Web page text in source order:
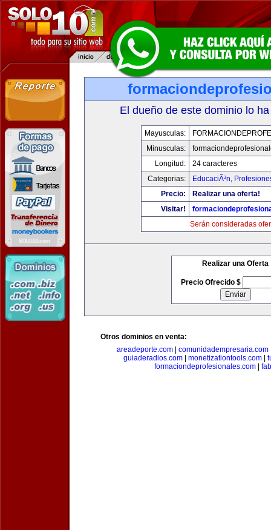
El dueño de este dominio lo
Mayusculas:
Minusculas:
Longitud:
24 caracteres
Categorias:
EducaciÃ³n,
Precio:
Realizar una oferta!
Visitar!
Serán consideradas
Realizar una Oferta
Precio Ofrecido $
Otros dominios en venta:
areadeporte.com| comunidadempresaria.com
guiaderadios.com| monetizationtools.com|
formaciondeprofesionales.com|